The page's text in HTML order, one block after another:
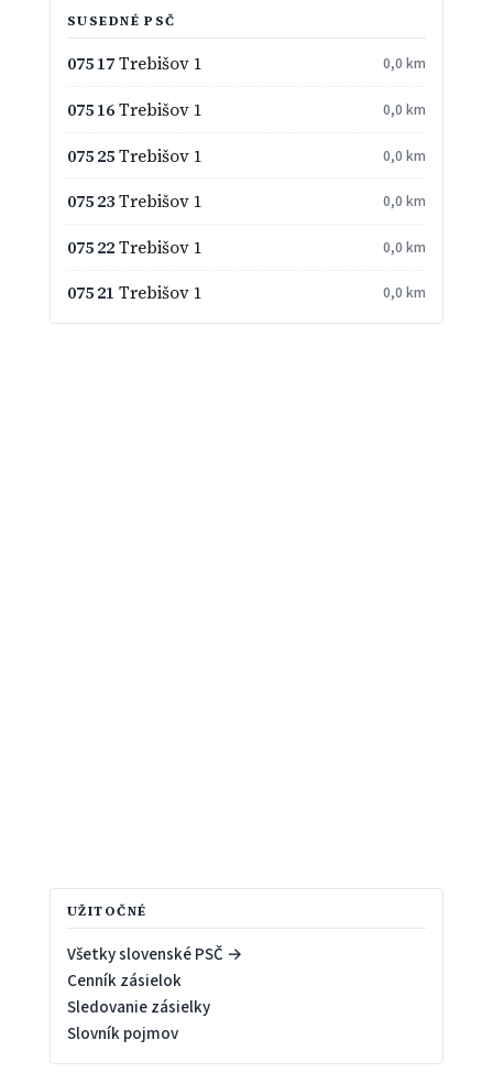
SUSEDNÉ PSČ
075 17Trebišov 1 0,0 km
075 16Trebišov 1 0,0 km
075 25Trebišov 1 0,0 km
075 23Trebišov 1 0,0 km
075 22Trebišov 1 0,0 km
075 21 Trebišov 1 0,0 km
UŽITOČNÉ
Všetky slovenské PSČ →
Cenník zásielok
Sledovanie zásielky
Slovník pojmov